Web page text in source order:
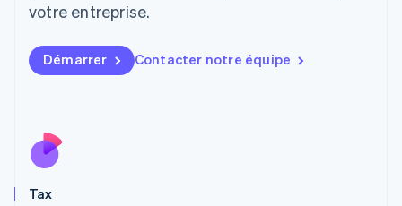
votre entreprise.
Démarrer Contacter notre équipe
Tax
English
FrançaisDeutschEnglish
Malaisie
Mexique
Español